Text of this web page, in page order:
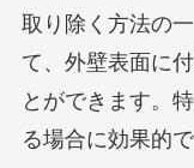
取り除く方法の
て、外壁表面に
とができます。
る場合に効果的で